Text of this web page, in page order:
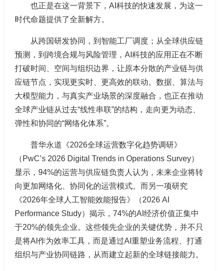
也正是在这一背景下，AI科技的快速发展，为这一
时代命题提供了全新解方。
从跨国研发协同，到智能工厂调度；从全球供应链
预测，到跨境合规与风险管理，AI科技的应用正在不断
打破时间、空间与组织边界，让原本分散的产业链与供
应链节点，实现更实时、更高效的联动。数据、算法与
大模型能力，与真实产业场景的深度融合，也正在推动
全球产业链从过去“线性串联”的结构，走向更为动态、
弹性和协同的“网络化体系”。
普华永道《2026全球运营数字化趋势调研》
（PwC’s 2026 Digital Trends in Operations Survey）
显示，94%的运营与供应链负责人认为，未来企业将转
向更加网络化、协同化的运营模式。而另一项研究
《2026年全球人工智能效能报告》（2026 AI
Performance Study）揭示，74%的AI经济价值正集中
于20%的领先企业。这些领先企业的关键优势，并不只
是将AI作为效率工具，而是通过AI重塑业务流程、打通
组织与产业协同链路，从而建立起新的全球链接能力。